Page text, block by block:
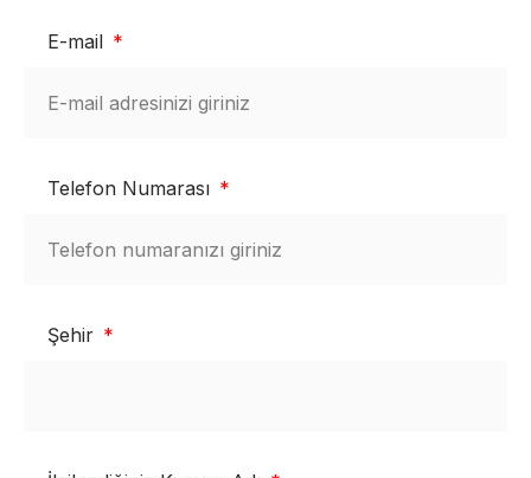
E-mail
Telefon Numarası
Şehir